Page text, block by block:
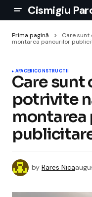
Cismigiu
Prima pagină
Care sunt
montarea panourilor
AFACERICONSTRUCTII
Care sunt
potrivite
montarea
by Rares Nica